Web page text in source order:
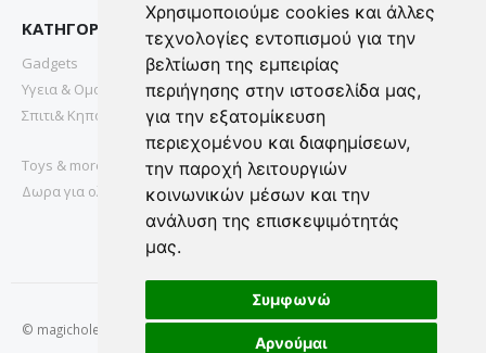
Χρησιμοποιούμε cookies και άλλες
τεχνολογίες εντοπισμού για την
βελτίωση της εμπειρίας
περιήγησης στην ιστοσελίδα μας,
για την εξατομίκευση
περιεχομένου και διαφημίσεων,
την παροχή λειτουργιών
κοινωνικών μέσων και την
ανάλυση της επισκεψιμότητάς
μας.
Συμφωνώ
Αρνούμαι
ΚΑΤΗΓΟΡΙΕΣ
Gadgets
Υγεια & Ομορφια
Σπιτι& Κηπος
Toys & more
Δωρα για ολους
© magichole.gr 2022. All Rights Reserved.